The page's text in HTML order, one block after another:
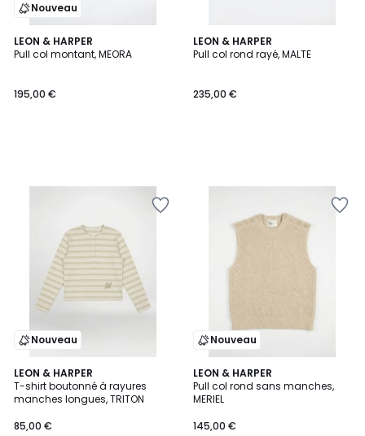
Nouveau
LEON & HARPER
Pull col montant, MEORA
195,00 €
LEON & HARPER
Pull col rond rayé, MALTE
235,00 €
Nouveau
LEON & HARPER
T-shirt boutonné à rayures
manches longues, TRITON
85,00 €
Nouveau
LEON & HARPER
Pull col rond sans manches,
MERIEL
145,00 €